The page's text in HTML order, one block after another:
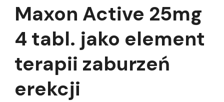
Maxon Active 25mg
4 tabl. jako element
terapii zaburzeń
erekcji